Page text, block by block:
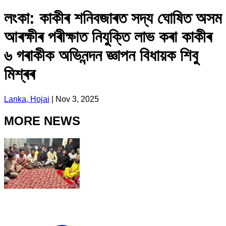
লংকা: কাকীৰ শনিবজাৰত সদ্য ঘোষিত অসম
আৰক্ষীৰ পৰীক্ষাত নিযুক্তি লাভ কৰা কাকীৰ
৬ গৰাকীক অভিনন্দন জ্ঞাপন বিধায়ক শিবু
মিশ্ৰৰ
Lanka, Hojai Nov 3, 2025
MORE NEWS